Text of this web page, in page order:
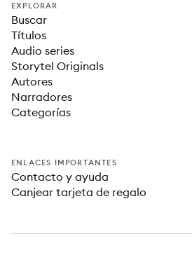
EXPLORAR
Buscar
Títulos
Audio series
Storytel Originals
Autores
Narradores
Categorías
ENLACES IMPORTANTES
Contacto y ayuda
Canjear tarjeta de regalo